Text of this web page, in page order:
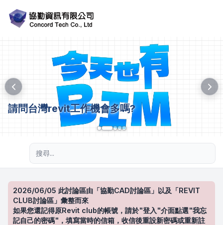
請問台灣revit工作機會多嗎?
2026/06/05 此討論區由「協勤CAD討論區」以及「REVIT
CLUB討論區」彙整而來
如果您還記得原Revit club的帳號，請於"登入"介面點選"我忘
記自己的密碼"，填寫當時的信箱，收信後重設新密碼或重新註